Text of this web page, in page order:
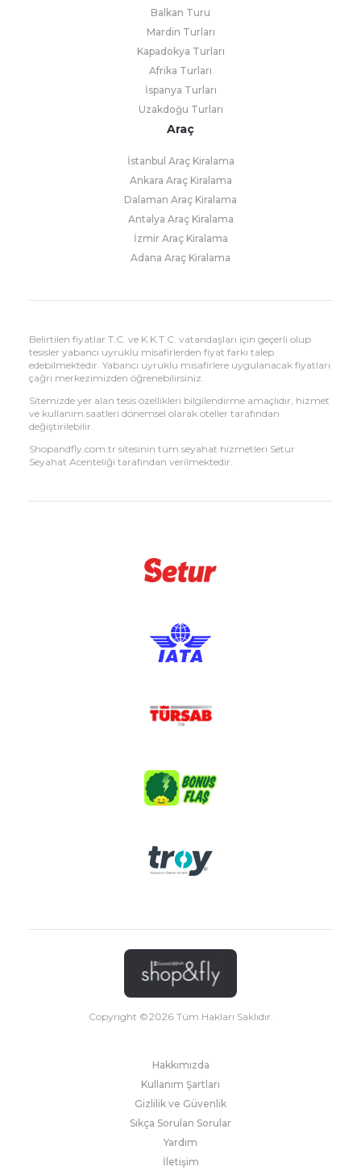
Balkan Turu
Mardin Turları
Kapadokya Turları
Afrika Turları
İspanya Turları
Uzakdoğu Turları
Araç
İstanbul Araç Kiralama
Ankara Araç Kiralama
Dalaman Araç Kiralama
Antalya Araç Kiralama
İzmir Araç Kiralama
Adana Araç Kiralama
Belirtilen fiyatlar T.C. ve K.K.T.C. vatandaşları için geçerli olup
tesisler yabancı uyruklu misafirlerden fiyat farkı talep
edebilmektedir. Yabancı uyruklu misafirlere uygulanacak fiyatları
çağrı merkezimizden öğrenebilirsiniz.
Sitemizde yer alan tesis özellikleri bilgilendirme amaçlıdır, hizmet
ve kullanım saatleri dönemsel olarak oteller tarafından
değiştirilebilir.
Shopandfly.com.tr sitesinin tüm seyahat hizmetleri Setur
Seyahat Acenteliği tarafından verilmektedir.
Copyright ©2026Tüm Hakları Saklıdır.
Hakkımızda
Kullanım Şartları
Gizlilik ve Güvenlik
Sıkça Sorulan Sorular
Yardım
İletişim